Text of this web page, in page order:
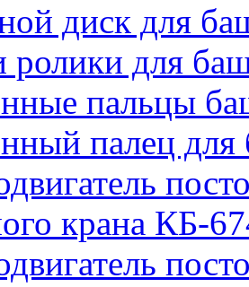
диск для
ролики для
пальцы
палец
крана КБ-